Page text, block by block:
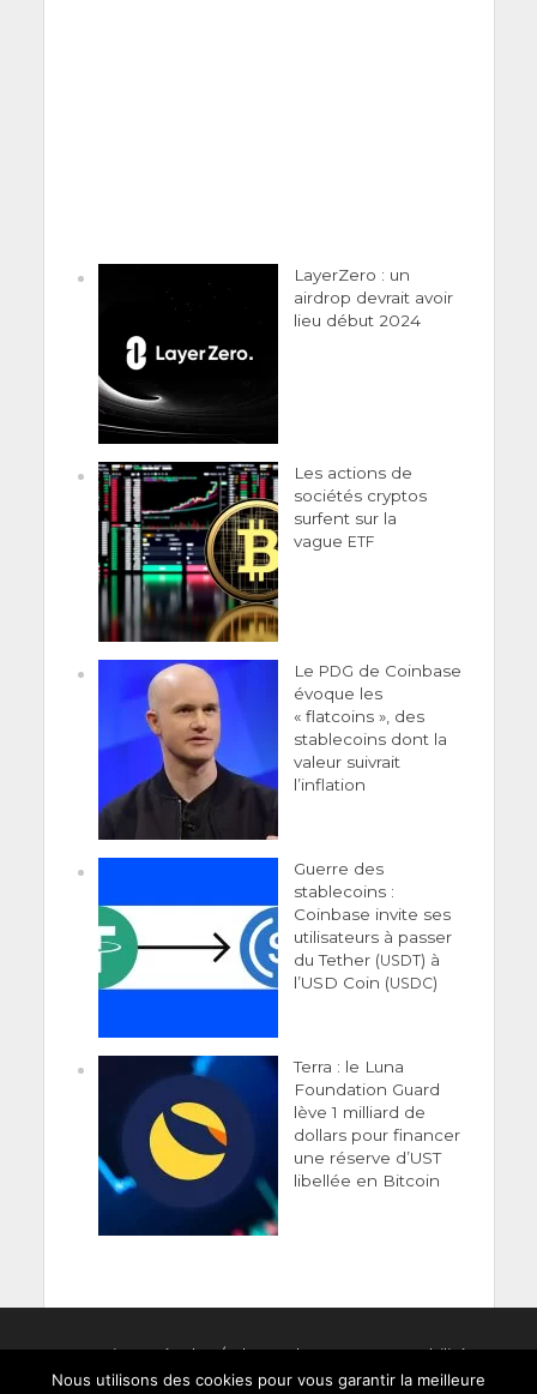
LayerZero : un
airdrop devrait avoir
lieu début 2024
Les actions de
sociétés cryptos
surfent sur la
vague ETF
Le PDG de Coinbase
évoque les
« flatcoins », des
stablecoins dont la
valeur suivrait
l’inflation
Guerre des
stablecoins :
Coinbase invite ses
utilisateurs à passer
du Tether (USDT) à
l’USD Coin (USDC)
Terra : le Luna
Foundation Guard
lève 1 milliard de
dollars pour financer
une réserve d’UST
libellée en Bitcoin
Men­tions Légales/Clause de non-responsabilité
Nous utilisons des cookies pour vous garantir la meilleure